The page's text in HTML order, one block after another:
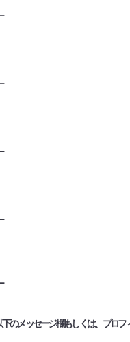
のメッセージ欄もしくは、プロフ